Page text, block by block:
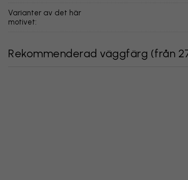
Varianter av det här
motivet:
Rekommenderad väggfärg (från